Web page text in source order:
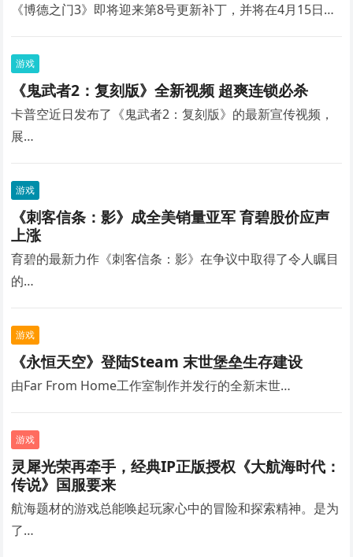
《博德之门3》即将迎来第8号更新补丁，并将在4月15日…
游戏
《鬼武者2：复刻版》全新视频 超爽连锁必杀
卡普空近日发布了《鬼武者2：复刻版》的最新宣传视频，
展…
游戏
《刺客信条：影》成全美销量亚军 育碧股价应声
上涨
育碧的最新力作《刺客信条：影》在争议中取得了令人瞩目
的…
游戏
《永恒天空》登陆Steam 末世堡垒生存建设
由Far From Home工作室制作并发行的全新末世…
游戏
灵犀光荣再牵手，经典IP正版授权《大航海时代：
传说》国服要来
航海题材的游戏总能唤起玩家心中的冒险和探索精神。是为
了…